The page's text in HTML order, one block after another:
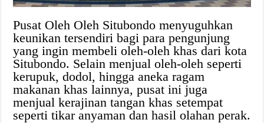
Pusat Oleh Oleh Situbondo menyuguhkan
keunikan tersendiri bagi para pengunjung
yang ingin membeli oleh-oleh khas dari kota
Situbondo. Selain menjual oleh-oleh seperti
kerupuk, dodol, hingga aneka ragam
makanan khas lainnya, pusat ini juga
menjual kerajinan tangan khas setempat
seperti tikar anyaman dan hasil olahan perak.